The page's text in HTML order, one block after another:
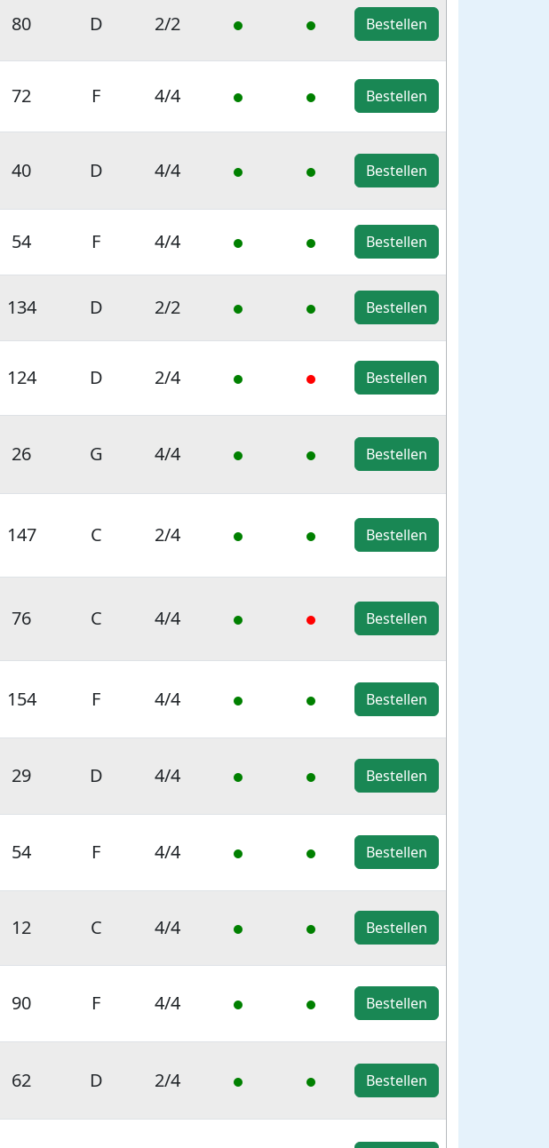
80 D 2/2 Bestellen
72 F 4/4 Bestellen
40 D 4/4 Bestellen
54 F 4/4 Bestellen
134 D 2/2 Bestellen
124 D 2/4 Bestellen
26 G 4/4 Bestellen
147 C 2/4 Bestellen
76 C 4/4 Bestellen
154 F 4/4 Bestellen
29 D 4/4 Bestellen
54 F 4/4 Bestellen
12 C 4/4 Bestellen
90 F 4/4 Bestellen
62 D 2/4 Bestellen